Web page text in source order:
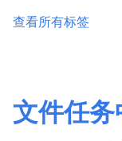
查看所有标签
文件任